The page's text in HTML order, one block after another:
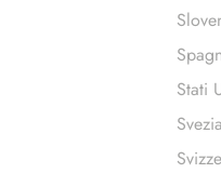
Stati
Svezia